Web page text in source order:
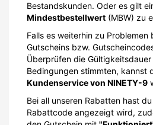
Bestandskunden. Oder es gilt
Mindestbestellwert (MBW) zu
Falls es weiterhin zu Problemen
Gutscheins bzw.
Überprüfen die
Bedingungen stimmten, kannst
Kundenservice von NINETY-9
Bei all unseren Rabatten hast
Rabattcode angezeigt wird,